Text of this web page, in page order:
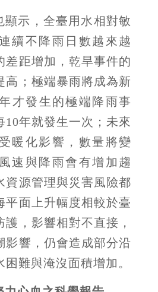
顯示，全臺用水相對敏
續不降雨日數越來越
差距增加，乾旱事件的
高；極端暴雨將成為新
才發生的極端降雨事
10年就發生一次；未來
暖化影響，數量將變
速與降雨會有增加趨
資源管理與災害風險都
平面上升幅度相較於臺
，影響相對不直接，
影響，仍會造成部分沿
困難與淹沒面積增加。